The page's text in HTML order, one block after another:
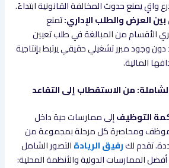
واقٍ يمنع حدوث المخالفة القانونية ابتداءً.
بين العرض والطلب الإداري:تمنع
الأقسام من المبالغة في طلب تعيين
وجود مبرر تشغيلي حقيقي يرتبط بإنتاجية
المالية.
من الاستقطاب إلى التقاعد
التوظيفإلى ممارسات حية داخل
الموظف ومحاصرة كل مرحلة بمجموعة من
تقدم لكرفيق الريادةالتصور الشامل
الممارسات الدولية والأنظمة المحلية: